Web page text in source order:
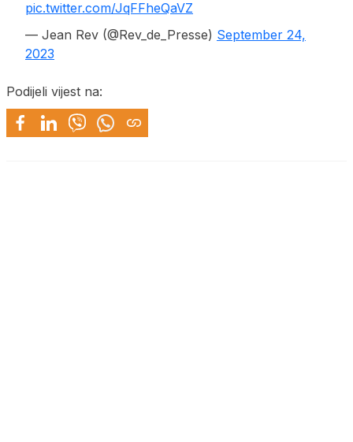
pic.twitter.com/JqFFheQaVZ
— Jean Rev (@Rev_de_Presse) September 24,
2023
Podijeli vijest na: